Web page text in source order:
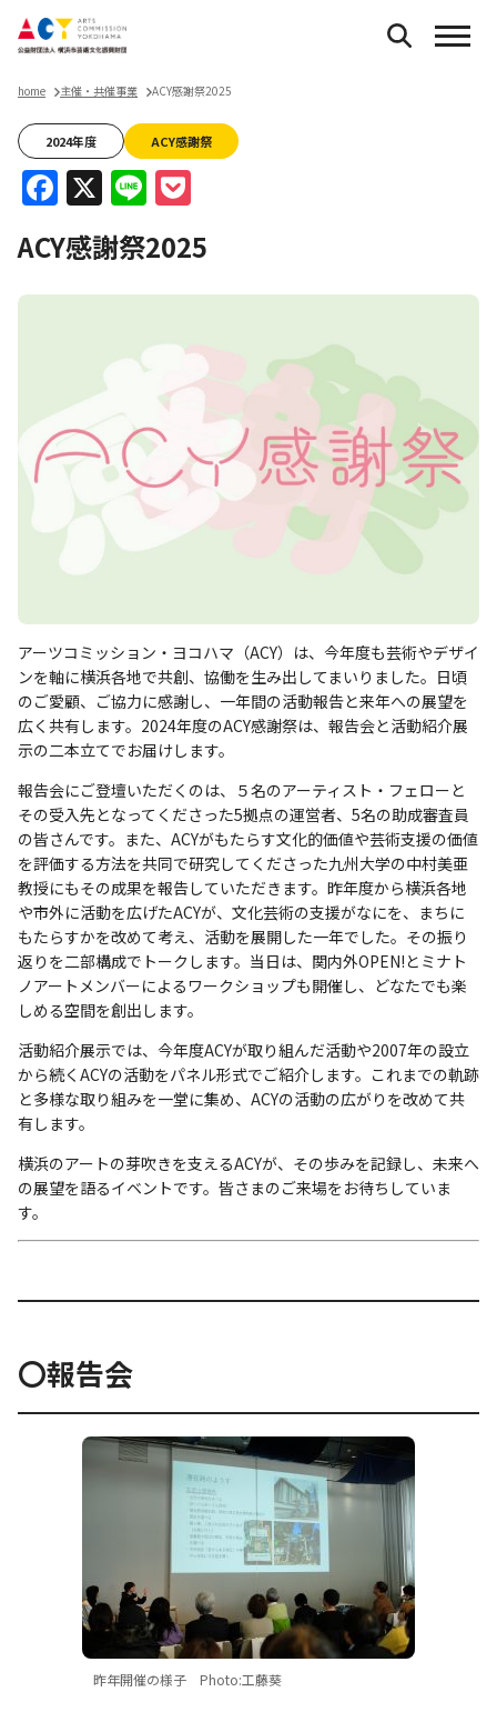
home 主催・共催事業 ACY感謝祭2025
2024年度 ACY感謝祭
Facebook
X Line
ACY感謝祭2025
アーツコミッション・ヨコハマ（ACY）は、今年度も芸術やデザイ
ンを軸に横浜各地で共創、協働を生み出してまいりました。日頃
のご愛顧、ご協力に感謝し、一年間の活動報告と来年への展望を
広く共有します。2024年度のACY感謝祭は、報告会と活動紹介展
示の二本立てでお届けします。
報告会にご登壇いただくのは、５名のアーティスト・フェローと
その受入先となってくださった5拠点の運営者、5名の助成審査員
の皆さんです。また、ACYがもたらす文化的価値や芸術支援の価値
を評価する方法を共同で研究してくださった九州大学の中村美亜
教授にもその成果を報告していただきます。昨年度から横浜各地
や市外に活動を広げたACYが、文化芸術の支援がなにを、まちに
もたらすかを改めて考え、活動を展開した一年でした。その振り
返りを二部構成でトークします。当日は、関内外OPEN!とミナト
ノアートメンバーによるワークショップも開催し、どなたでも楽
しめる空間を創出します。
活動紹介展示では、今年度ACYが取り組んだ活動や2007年の設立
から続くACYの活動をパネル形式でご紹介します。これまでの軌跡
と多様な取り組みを一堂に集め、ACYの活動の広がりを改めて共
有します。
横浜のアートの芽吹きを支えるACYが、その歩みを記録し、未来へ
の展望を語るイベントです。皆さまのご来場をお待ちしていま
す。
〇報告会
昨年開催の様子 Photo:工藤葵